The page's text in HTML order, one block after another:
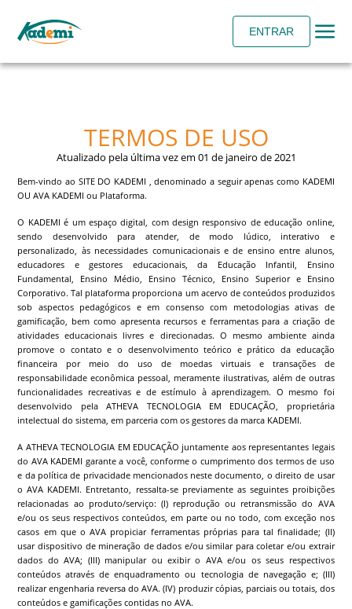
ENTRAR
TERMOS DE USO
Atualizado pela última vez em 01 de janeiro de 2021
Bem-vindo ao SITE DO KADEMI , denominado a seguir apenas como KADEMI
OU AVA KADEMIou Plataforma.
O KADEMI é um espaço digital, com design responsivo de educação online,
sendo desenvolvido para atender, de modo lúdico, interativo e
personalizado, às necessidades comunicacionais e de ensino entre alunos,
educadores e gestores educacionais, da Educação Infantil, Ensino
Fundamental, Ensino Médio, Ensino Técnico, Ensino Superior e Ensino
Corporativo. Tal plataforma proporciona um acervo de conteúdos produzidos
sob aspectos pedagógicos e em consenso com metodologias ativas de
gamificação, bem como apresenta recursos e ferramentas para a criação de
atividades educacionais livres e direcionadas. O mesmo ambiente ainda
promove o contato e o desenvolvimento teórico e prático da educação
financeira por meio do uso de moedas virtuais e transações de
responsabilidade econômica pessoal, meramente ilustrativas, além de outras
funcionalidades recreativas e de estímulo à aprendizagem. O mesmo foi
desenvolvido pela ATHEVA TECNOLOGIA EM EDUCAÇÃO, proprietária
intelectual do sistema, em parceria com os gestores da marca KADEMI.
A ATHEVA TECNOLOGIA EM EDUCAÇÃO juntamente aos representantes legais
do AVA KADEMI garante a você, conforme o cumprimento dos termos de uso
e da política de privacidade mencionados neste documento, o direito de usar
o AVA KADEMI. Entretanto, ressalta-se previamente as seguintes proibições
relacionadas ao produto/serviço: (I) reprodução ou retransmissão do AVA
e/ou os seus respectivos conteúdos, em parte ou no todo, com exceção nos
casos em que o AVA propiciar ferramentas próprias para tal finalidade; (II)
usar dispositivo de mineração de dados e/ou similar para coletar e/ou extrair
dados do AVA; (III) manipular ou exibir o AVA e/ou os seus respectivos
conteúdos através de enquadramento ou tecnologia de navegação e; (III)
realizar engenharia reversa do AVA. (IV) produzir cópias, parciais ou totais, dos
conteúdos e gamificações contidas no AVA.